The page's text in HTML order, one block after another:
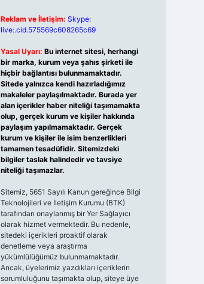
Reklam ve İletişim: Skype:
live:.cid.575569c608265c69
Yasal Uyarı: Bu internet sitesi, herhangi
bir marka, kurum veya şahıs şirketi ile
hiçbir bağlantısı bulunmamaktadır.
Sitede yalnızca kendi hazırladığımız
makaleler paylaşılmaktadır. Burada yer
alan içerikler haber niteliği taşımamakta
olup, gerçek kurum ve kişiler hakkında
paylaşım yapılmamaktadır. Gerçek
kurum ve kişiler ile isim benzerlikleri
tamamen tesadüfidir. Sitemizdeki
bilgiler taslak halindedir ve tavsiye
niteliği taşımazlar.
Sitemiz, 5651 Sayılı Kanun gereğince Bilgi
Teknolojileri ve İletişim Kurumu (BTK)
tarafından onaylanmış bir Yer Sağlayıcı
olarak hizmet vermektedir. Bu nedenle,
sitedeki içerikleri proaktif olarak
denetleme veya araştırma
yükümlülüğümüz bulunmamaktadır.
Ancak, üyelerimiz yazdıkları içeriklerin
sorumluluğunu taşımakta olup, siteye üye